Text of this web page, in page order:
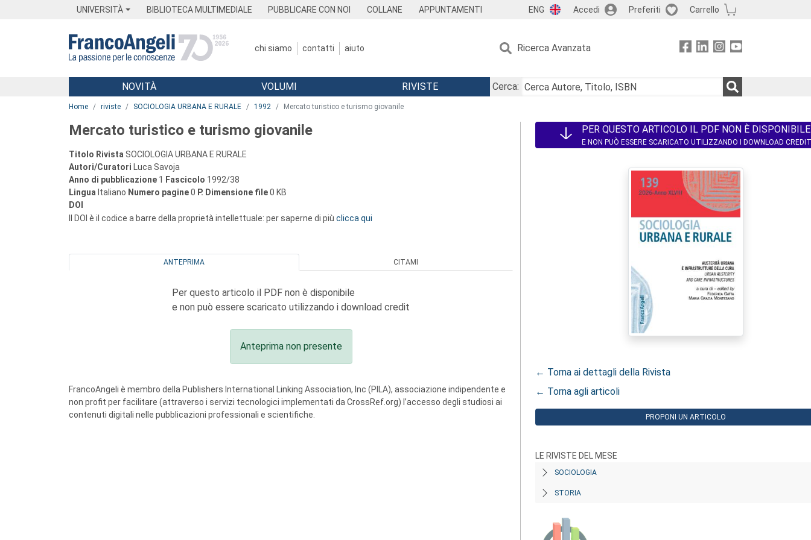
UNIVERSITÀ BIBLIOTECA MULTIMEDIALE PUBBLICARE CON NOI COLLANE APPUNTAMENTI ENG Accedi Preferiti Carrello
chi siamo contatti aiuto Ricerca Avanzata
Menu
NOVITÀ VOLUMI RIVISTE
Cerca:
Home riviste SOCIOLOGIA URBANA E RURALE 1992 Mercato turistico e turismo giovanile
Mercato turistico e turismo giovanile
Titolo Rivista SOCIOLOGIA URBANA E RURALE
Autori/Curatori Luca Savoja
Anno di pubblicazione 1 Fascicolo 1992/38
Lingua Italiano Numero pagine0 P. Dimensione file0 KB
DOI
Il DOI è il codice a barre della proprietà intellettuale: per saperne di più clicca qui
ANTEPRIMA CITAMI
Per questo articolo il PDF non è disponibile
e non può essere scaricato utilizzando i download credit
Anteprima non presente
FrancoAngeli è membro della Publishers International Linking Association, Inc (PILA), associazione indipendente e
non profit per facilitare (attraverso i servizi tecnologici implementati da CrossRef.org) l’accesso degli studiosi ai
contenuti digitali nelle pubblicazioni professionali e scientifiche.
PER QUESTO ARTICOLO IL PDF NON È DISPONIBILE
E NON PUÒ ESSERE SCARICATO UTILIZZANDO I DOWNLOAD CREDIT
← Torna ai dettagli della Rivista
← Torna agli articoli
PROPONI UN ARTICOLO
LE RIVISTE DEL MESE
SOCIOLOGIA
STORIA